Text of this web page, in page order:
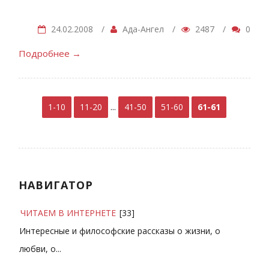
24.02.2008 / Ада-Ангел / 2487 / 0
Подробнее →
1-10 11-20 ... 41-50 51-60 61-61
НАВИГАТОР
ЧИТАЕМ В ИНТЕРНЕТЕ [33]
Интересные и философские рассказы о жизни, о
любви, о...